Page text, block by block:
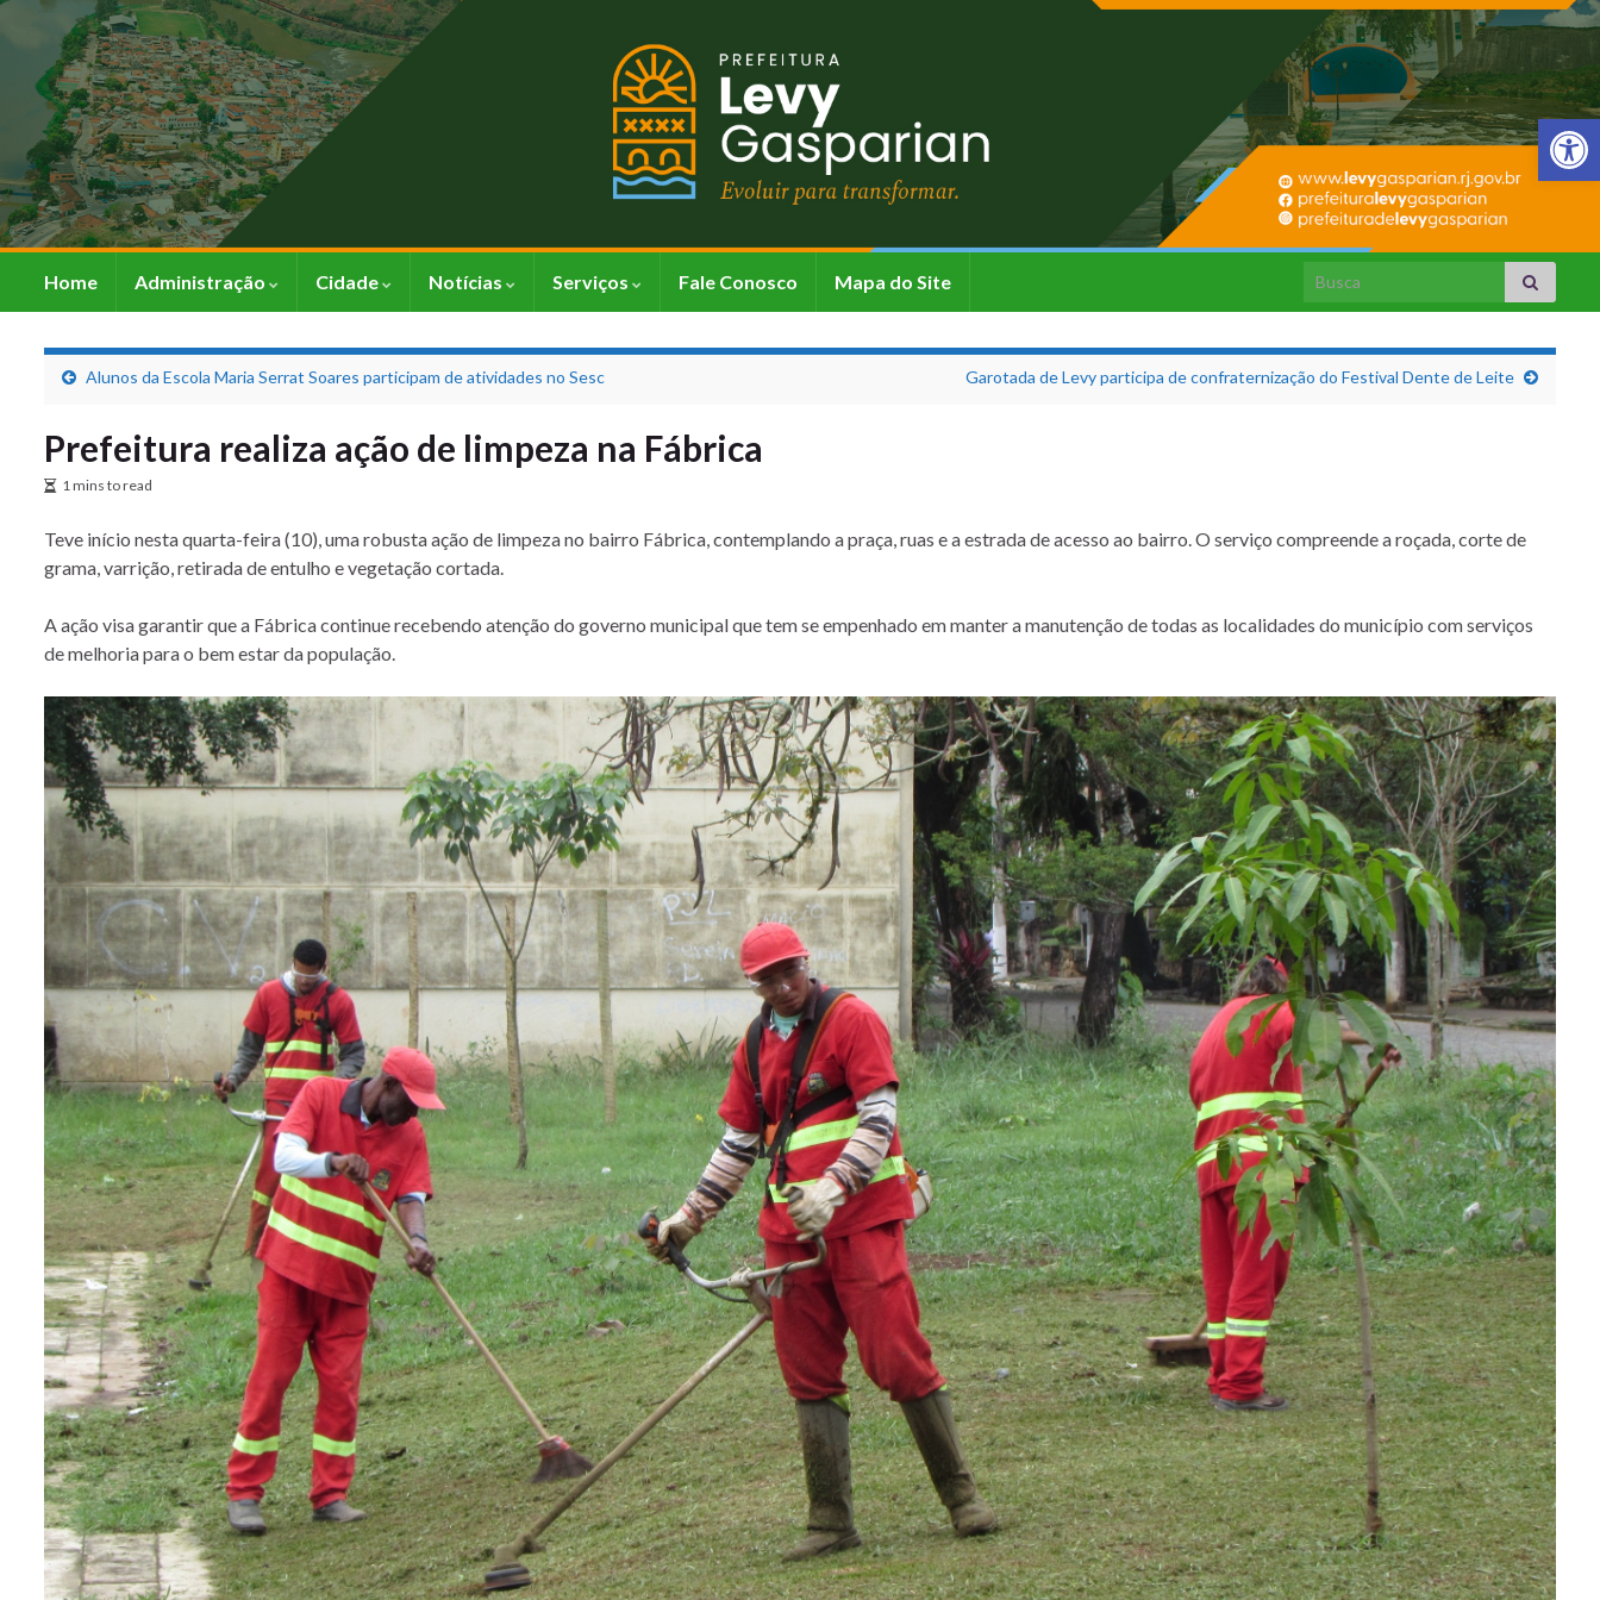
Barra de
Home Administração Cidade Notícias Serviços Fale Conosco Mapa do Site Search for:
Alunos da Escola Maria Serrat Soares participam de atividades no Sesc Garotada de Levy participa de confraternização do Festival Dente de Leite
Prefeitura realiza ação de limpeza na Fábrica
1 mins to read
Teve início nesta quarta-feira (10), uma robusta ação de limpeza no bairro Fábrica, contemplando a praça, ruas e a estrada de acesso ao bairro. O serviço compreende a roçada, corte de
grama, varrição, retirada de entulho e vegetação cortada.
A ação visa garantir que a Fábrica continue recebendo atenção do governo municipal que tem se empenhado em manter a manutenção de todas as localidades do município com serviços
de melhoria para o bem estar da população.